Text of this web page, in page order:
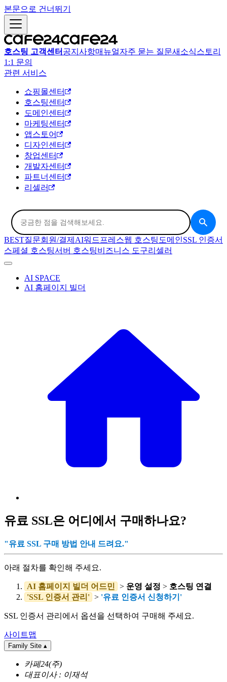
본문으로 건너뛰기
호스팅 고객센터 공지사항매뉴얼자주 묻는 질문새소식스토리
1:1 문의
관련 서비스
쇼핑몰센터
호스팅센터
도메인센터
마케팅센터
앱스토어
디자인센터
창업센터
개발자센터
파트너센터
리셀러
BEST질문회원/결제 AI워드프레스웹 호스팅 도메인SSL 인증서
스페셜 호스팅서버 호스팅비즈니스 도구리셀러
AI SPACE
AI 홈페이지 빌더
유료 SSL은 어디에서 구매하나요?
"유료 SSL 구매 방법 안내 드려요."
아래 절차를 확인해 주세요.
AI 홈페이지 빌더 어드민 > 운영 설정 > 호스팅 연결
'SSL 인증서 관리' > '유료 인증서 신청하기'
SSL 인증서 관리에서 옵션을 선택하여 구매해 주세요.
사이트맵
Family Site ▴
카페24(주)
대표이사 : 이재석